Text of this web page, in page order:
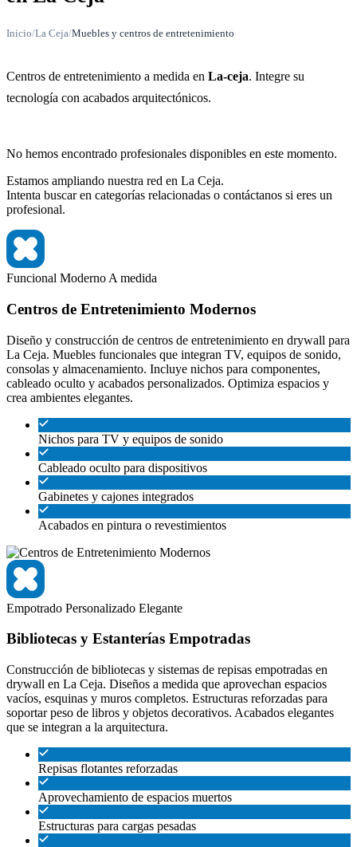
Inicio/La Ceja/Muebles y centros de entretenimiento
Centros de entretenimiento a medida en La-ceja. Integre su
tecnología con acabados arquitectónicos.
No hemos encontrado profesionales disponibles en este momento.
Estamos ampliando nuestra red en La Ceja.
Intenta buscar en categorías relacionadas o contáctanos si eres un
profesional.
Funcional Moderno A medida
Centros de Entretenimiento Modernos
Diseño y construcción de centros de entretenimiento en drywall para
La Ceja. Muebles funcionales que integran TV, equipos de sonido,
consolas y almacenamiento. Incluye nichos para componentes,
cableado oculto y acabados personalizados. Optimiza espacios y
crea ambientes elegantes.
Nichos para TV y equipos de sonido
Cableado oculto para dispositivos
Gabinetes y cajones integrados
Acabados en pintura o revestimientos
Empotrado Personalizado Elegante
Bibliotecas y Estanterías Empotradas
Construcción de bibliotecas y sistemas de repisas empotradas en
drywall en La Ceja. Diseños a medida que aprovechan espacios
vacíos, esquinas y muros completos. Estructuras reforzadas para
soportar peso de libros y objetos decorativos. Acabados elegantes
que se integran a la arquitectura.
Repisas flotantes reforzadas
Aprovechamiento de espacios muertos
Estructuras para cargas pesadas